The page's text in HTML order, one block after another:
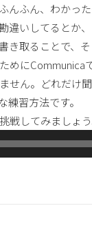
んふん、わかっ
違いしてるとか
き取ることで、
めに
せん。どれだけ
練習方法です。
戦してみましょ